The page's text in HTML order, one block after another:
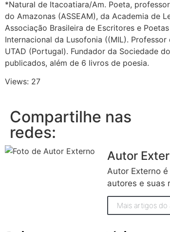
*Natural de Itacoatiara/Am. Poeta,
do Amazonas (ASSEAM), da Academia de
Associação Brasileira de Escritores e
Internacional da Lusofonia ((MIL).
UTAD (Portugal). Fundador da Sociedade
publicados, além de 6 livros de poesia.
Views: 27
Compartilhe nas
redes:
Autor
Autor Externo
autores e suas
Mais artigos do